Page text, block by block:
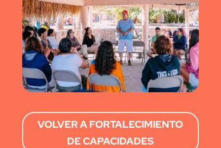
VOLVER A FORTALECIMIENTO
DE CAPACIDADES